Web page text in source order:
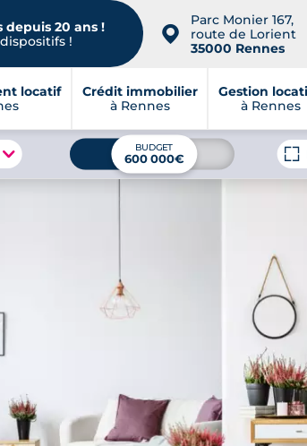
depuis 20 ans !
!
📍
Parc Monier 167,
route de Lorient
35000 Rennes
locatif
Crédit immobilier
à Rennes
Gestion
à Rennes
BUDGET
600 000€